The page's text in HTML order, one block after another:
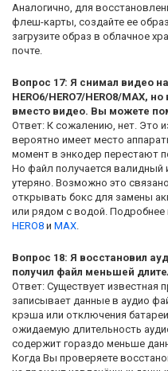
Аналогично, для
флеш-карты, создайте ее
загрузите образ в облачное
почте.
Вопрос 17: Я снимал видео
HERO6/HERO7/HERO8/MAX,
вместо видео. Вы можете
Ответ: К сожалению, нет. Это
вероятно имеет место
момент в энкодер перестают
Но файл получается валидный
утеряно. Возможно это
открывать бокс для замены
или рядом с водой. Подробнее
HERO8 и MAX.
Вопрос 18: Я восстановил
получил файл меньшей
Ответ: Существует известная
записывает данные в аудио
крэша или отключения
ожидаемую длительность
содержит гораздо меньше
Когда Вы проверяете